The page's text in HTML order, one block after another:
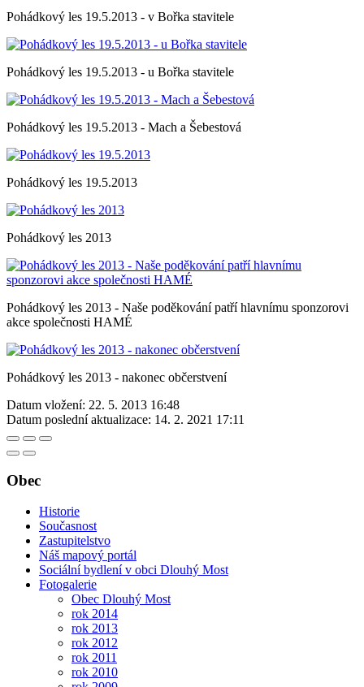
Pohádkový les 19.5.2013 - v Bořka stavitele
Pohádkový les 19.5.2013 - u Bořka stavitele
Pohádkový les 19.5.2013 - Mach a Šebestová
Pohádkový les 19.5.2013
Pohádkový les 2013
Pohádkový les 2013 - Naše poděkování patří hlavnímu sponzorovi
akce společnosti HAMÉ
Pohádkový les 2013 - nakonec občerstvení
Datum vložení: 22. 5. 2013 16:48
Datum poslední aktualizace: 14. 2. 2021 17:11
Obec
Historie
Současnost
Zastupitelstvo
Náš mapový portál
Sociální bydlení v obci Dlouhý Most
Fotogalerie
Obec Dlouhý Most
rok 2014
rok 2013
rok 2012
rok 2011
rok 2010